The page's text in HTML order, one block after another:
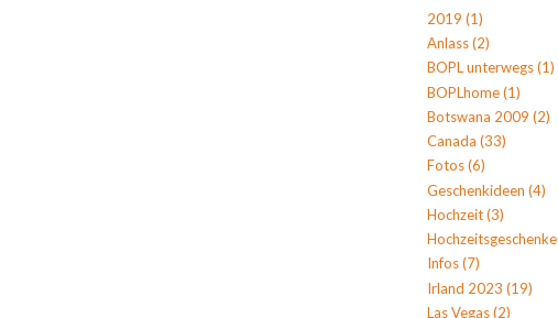
2019 (1)
Anlass(2)
BOPL unterwegs(1)
BOPLhome(1)
Botswana 2009 (2)
Canada (33)
Fotos(6)
Geschenkideen (4)
Hochzeit(3)
Hochzeitsgeschenke
Infos(7)
Irland 2023 (19)
Las Vegas(2)